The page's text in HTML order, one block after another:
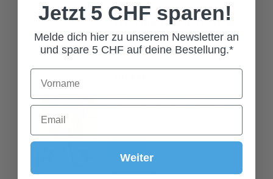
LEDERHOSE BACHSEE ANTIK
GRAU
279,00 CHF*
56 58 60
Jetzt 5 CHF sparen!
Melde dich hier zu unserem Newsletter an
und spare 5 CHF auf deine Bestellung.*
Weiter